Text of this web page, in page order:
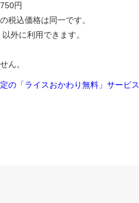
円
税込価格は同一です。
外に利用できます。
ん。
の「ライスおかわり無料」サービス